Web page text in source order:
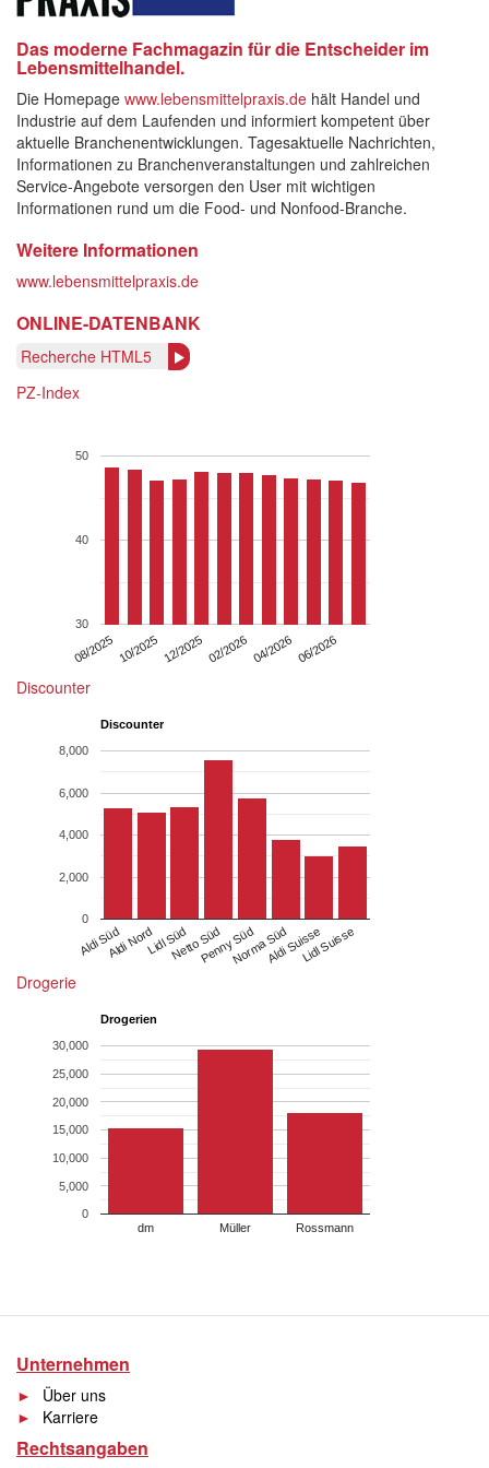
Das moderne Fachmagazin für die Entscheider im
Lebensmittelhandel.
Die Homepage www.lebensmittelpraxis.de hält Handel und
Industrie auf dem Laufenden und informiert kompetent über
aktuelle Branchenentwicklungen. Tagesaktuelle Nachrichten,
Informationen zu Branchenveranstaltungen und zahlreichen
Service-Angebote versorgen den User mit wichtigen
Informationen rund um die Food- und Nonfood-Branche.
Weitere Informationen
www.lebensmittelpraxis.de
ONLINE-DATENBANK
Recherche HTML5
PZ-Index
08/2025 10/2025 12/2025 02/2026 04/2026 06/2026
30
40
50
Discounter
Discounter
Aldi SüdAldi NordLidl SüdNetto SüdPenny SüdNorma SüdAldi SuisseLidl Suisse
0
2,000
4,000
6,000
8,000
Drogerie
Drogerien
dm Müller Rossmann
0
5,000
10,000
15,000
20,000
25,000
30,000
Unternehmen
Über uns
Karriere
Rechtsangaben